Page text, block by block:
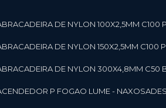
ABRACADEIRA DE NYLON 100X2,5MM C100
ABRACADEIRA DE NYLON 150X2,5MM C100
ABRACADEIRA DE NYLON 300X4,8MM C50
ACENDEDOR P FOGAO LUME - NAXOS